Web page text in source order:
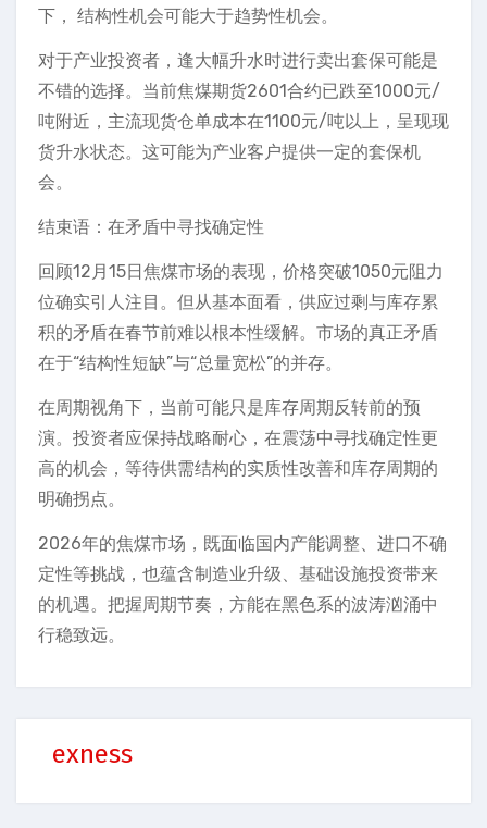
下， 结构性机会可能大于趋势性机会。
对于产业投资者，逢大幅升水时进行卖出套保可能是
不错的选择。当前焦煤期货2601合约已跌至1000元/
吨附近，主流现货仓单成本在1100元/吨以上，呈现现
货升水状态。这可能为产业客户提供一定的套保机
会。
结束语：在矛盾中寻找确定性
回顾12月15日焦煤市场的表现，价格突破1050元阻力
位确实引人注目。但从基本面看，供应过剩与库存累
积的矛盾在春节前难以根本性缓解。市场的真正矛盾
在于“结构性短缺”与“总量宽松”的并存。
在周期视角下，当前可能只是库存周期反转前的预
演。投资者应保持战略耐心，在震荡中寻找确定性更
高的机会，等待供需结构的实质性改善和库存周期的
明确拐点。
2026年的焦煤市场，既面临国内产能调整、进口不确
定性等挑战，也蕴含制造业升级、基础设施投资带来
的机遇。把握周期节奏，方能在黑色系的波涛汹涌中
行稳致远。
exness